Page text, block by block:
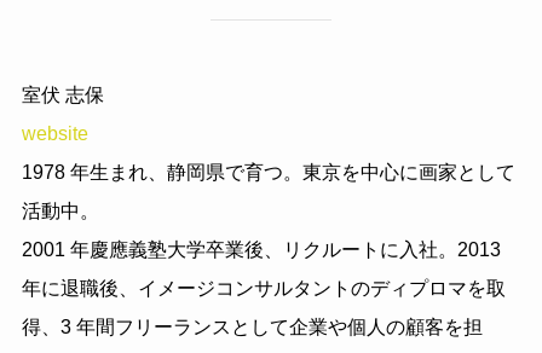
室伏 志保
website
1978 年生まれ、静岡県で育つ。東京を中心に画家として
活動中。
2001 年慶應義塾大学卒業後、リクルートに入社。2013
年に退職後、イメージコンサルタントのディプロマを取
得、3 年間フリーランスとして企業や個人の顧客を担